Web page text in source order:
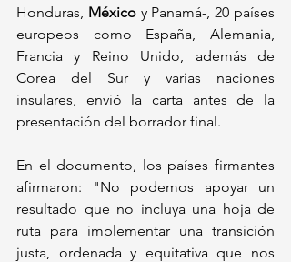
Honduras, México y Panamá-, 20 países
europeos como España, Alemania,
Francia y Reino Unido, además de
Corea del Sur y varias naciones
insulares, envió la carta antes de la
presentación del borrador final.
En el documento, los países firmantes
afirmaron: "No podemos apoyar un
resultado que no incluya una hoja de
ruta para implementar una transición
justa, ordenada y equitativa que nos